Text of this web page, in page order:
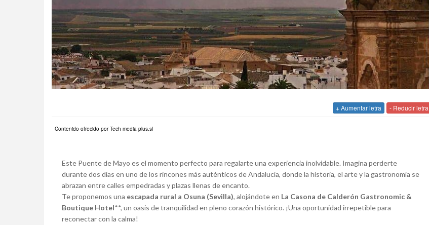
+ Aumentar letra - Reducir letra
Contenido ofrecido por Tech media plus.sl
Este Puente de Mayo es el momento perfecto para regalarte una experiencia inolvidable. Imagina perderte
durante dos días en uno de los rincones más auténticos de Andalucía, donde la historia, el arte y la gastronomía se
abrazan entre calles empedradas y plazas llenas de encanto.
Te proponemos una escapada rural a Osuna (Sevilla), alojándote en La Casona de Calderón Gastronomic &
Boutique Hotel**, un oasis de tranquilidad en pleno corazón histórico. ¡Una oportunidad irrepetible para
reconectar con la calma!